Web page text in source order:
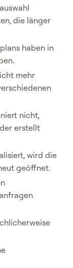
die länger
haben in
mehr
nicht,
erstellt
wird die
geöffnet.